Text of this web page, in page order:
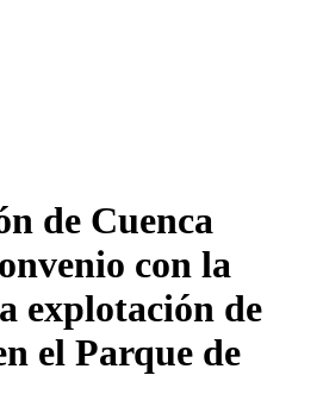
de Cuenca
con la
explotación de
el Parque de